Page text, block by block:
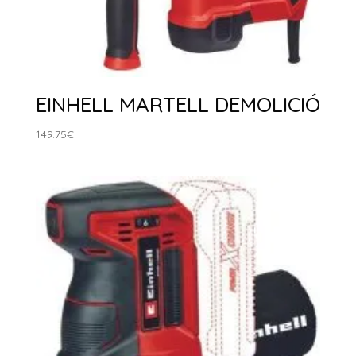
EINHELL MARTELL DEMOLICIÓ
149.75€